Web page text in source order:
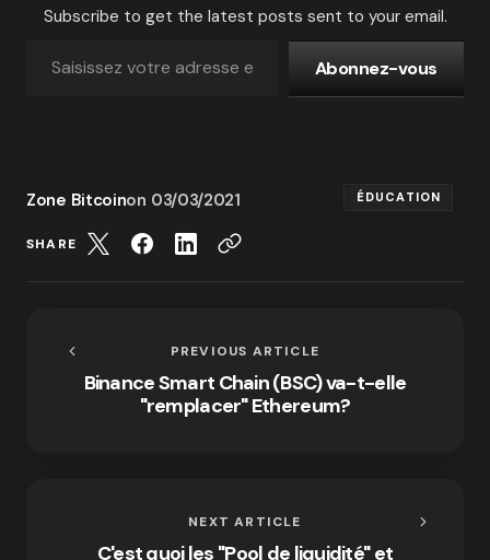
Subscribe to get the latest posts sent to your email.
Abonnez-vous
Zone Bitcoinon 03/03/2021 ÉDUCATION
SHARE
PREVIOUS ARTICLE
Binance Smart Chain (BSC) va-t-elle
"remplacer" Ethereum?
NEXT ARTICLE
C'est quoi les "Pool de liquidité" et